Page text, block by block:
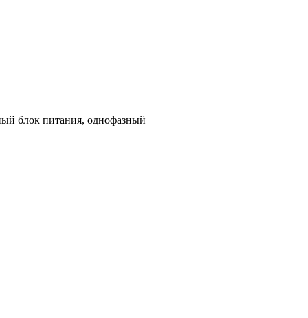
блок питания, однофазный